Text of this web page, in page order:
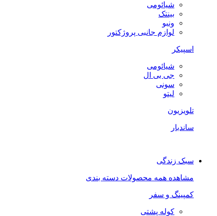
شیائومی
بینتک
ونبو
لوازم جانبی پروژکتور
اسپیکر
شیائومی
جی بی ال
سونی
لیتو
تلویزیون
ساندبار
سبک زندگی
مشاهده همه محصولات دسته بندی
کمپینگ و سفر
کوله پشتی